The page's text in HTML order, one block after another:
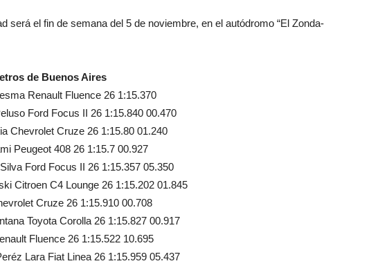
será el fin de semana del 5 de noviembre, en el autódromo “El Zonda-
de Buenos Aires
Renault Fluence 26 1:15.370
Ford Focus II 26 1:15.840 00.470
Chevrolet Cruze 26 1:15.80 01.240
Peugeot 408 26 1:15.7 00.927
Ford Focus II 26 1:15.357 05.350
Citroen C4 Lounge 26 1:15.202 01.845
Cruze 26 1:15.910 00.708
Toyota Corolla 26 1:15.827 00.917
Fluence 26 1:15.522 10.695
Lara Fiat Linea 26 1:15.959 05.437